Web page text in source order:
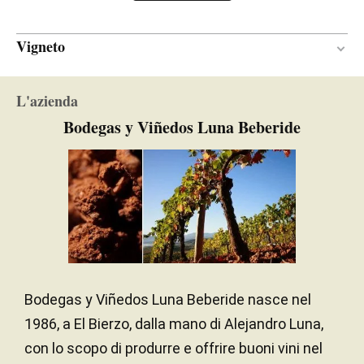
Vigneto
ESPOSIZIONE Sud
L'azienda
Bodegas y Viñedos Luna Beberide
Bodegas y Viñedos Luna Beberide nasce nel
1986, a El Bierzo, dalla mano di Alejandro Luna,
con lo scopo di produrre e offrire buoni vini nel